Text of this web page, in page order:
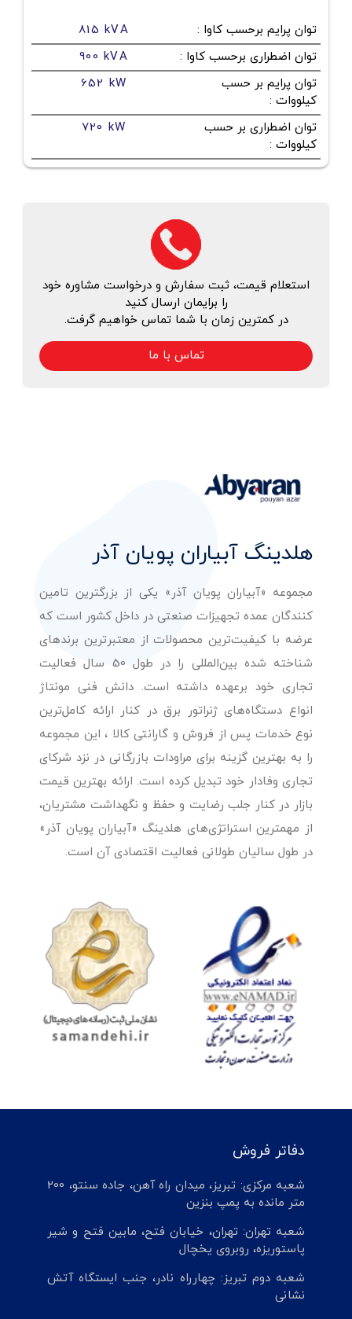
توان پرایم برحسب کاوا :
815 kVA
توان اضطراری برحسب کاوا :
900 kVA
توان پرایم بر حسب
کیلووات :
652 kW
توان اضطراری بر حسب
کیلووات :
720 kW
استعلام قیمت، ثبت سفارش و درخواست مشاوره خود
را برایمان ارسال کنید
در کمترین زمان با شما تماس خواهیم گرفت.
تماس با ما
هلدینگ آبیاران پویان آذر
مجموعه «آبیاران پویان آذر» یکی از بزرگترین تامین
کنندگان عمده تجهیزات صنعتی در داخل کشور است که
عرضه با کیفیت‌ترین محصولات از معتبرترین برندهای
شناخته شده بین‌المللی را در طول 50 سال فعالیت
تجاری خود برعهده داشته است. دانش فنی مونتاژ
انواع دستگاه‌های ژنراتور برق در کنار ارائه کامل‌ترین
نوع خدمات پس از فروش و گارانتی کالا ، این مجموعه
را به بهترین گزینه برای مراودات بازرگانی در نزد شرکای
تجاری وفادار خود تبدیل کرده است. ارائه بهترین قیمت
بازار در کنار جلب رضایت و حفظ و نگهداشت مشتریان،
از مهمترین استراتژی‌های هلدینگ «آبیاران پویان آذر»
در طول سالیان طولانی فعالیت اقتصادی آن است.
دفاتر فروش
شعبه مرکزی: تبریز، میدان راه آهن، جاده سنتو، 200
متر مانده به پمپ بنزین
شعبه تهران: تهران، خیابان فتح، مابین فتح و شیر
پاستوریزه، روبروی یخچال
شعبه دوم تبریز: چهارراه نادر، جنب ایستگاه آتش
نشانی